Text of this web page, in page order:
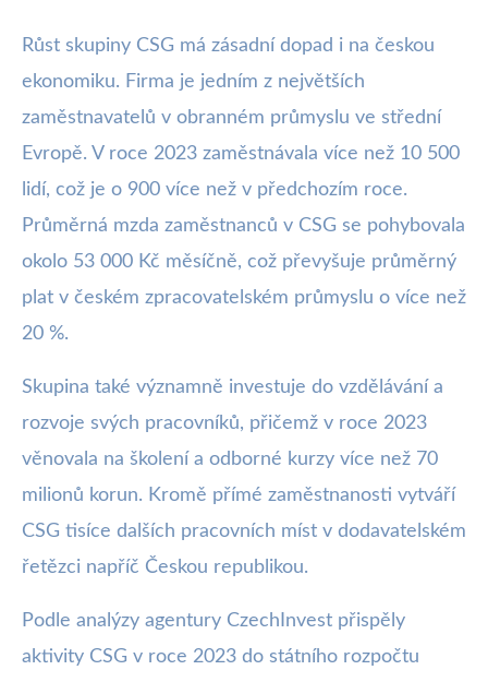
Růst skupiny CSG má zásadní dopad i na českou
ekonomiku. Firma je jedním z největších
zaměstnavatelů v obranném průmyslu ve střední
Evropě. V roce 2023 zaměstnávala více než 10 500
lidí, což je o 900 více než v předchozím roce.
Průměrná mzda zaměstnanců v CSG se pohybovala
okolo 53 000 Kč měsíčně, což převyšuje průměrný
plat v českém zpracovatelském průmyslu o více než
20 %.
Skupina také významně investuje do vzdělávání a
rozvoje svých pracovníků, přičemž v roce 2023
věnovala na školení a odborné kurzy více než 70
milionů korun. Kromě přímé zaměstnanosti vytváří
CSG tisíce dalších pracovních míst v dodavatelském
řetězci napříč Českou republikou.
Podle analýzy agentury CzechInvest přispěly
aktivity CSG v roce 2023 do státního rozpočtu